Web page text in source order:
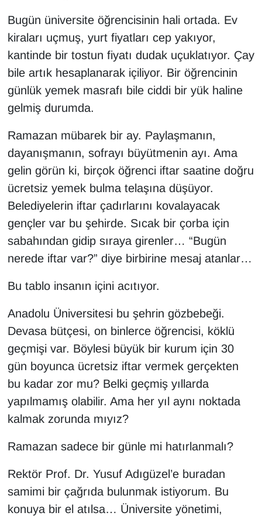
Bugün üniversite öğrencisinin hali ortada. Ev
kiraları uçmuş, yurt fiyatları cep yakıyor,
kantinde bir tostun fiyatı dudak uçuklatıyor. Çay
bile artık hesaplanarak içiliyor. Bir öğrencinin
günlük yemek masrafı bile ciddi bir yük haline
gelmiş durumda.
Ramazan mübarek bir ay. Paylaşmanın,
dayanışmanın, sofrayı büyütmenin ayı. Ama
gelin görün ki, birçok öğrenci iftar saatine doğru
ücretsiz yemek bulma telaşına düşüyor.
Belediyelerin iftar çadırlarını kovalayacak
gençler var bu şehirde. Sıcak bir çorba için
sabahından gidip sıraya girenler… “Bugün
nerede iftar var?” diye birbirine mesaj atanlar…
Bu tablo insanın içini acıtıyor.
Anadolu Üniversitesi bu şehrin gözbebeği.
Devasa bütçesi, on binlerce öğrencisi, köklü
geçmişi var. Böylesi büyük bir kurum için 30
gün boyunca ücretsiz iftar vermek gerçekten
bu kadar zor mu? Belki geçmiş yıllarda
yapılmamış olabilir. Ama her yıl aynı noktada
kalmak zorunda mıyız?
Ramazan sadece bir günle mi hatırlanmalı?
Rektör Prof. Dr. Yusuf Adıgüzel’e buradan
samimi bir çağrıda bulunmak istiyorum. Bu
konuya bir el atılsa… Üniversite yönetimi,